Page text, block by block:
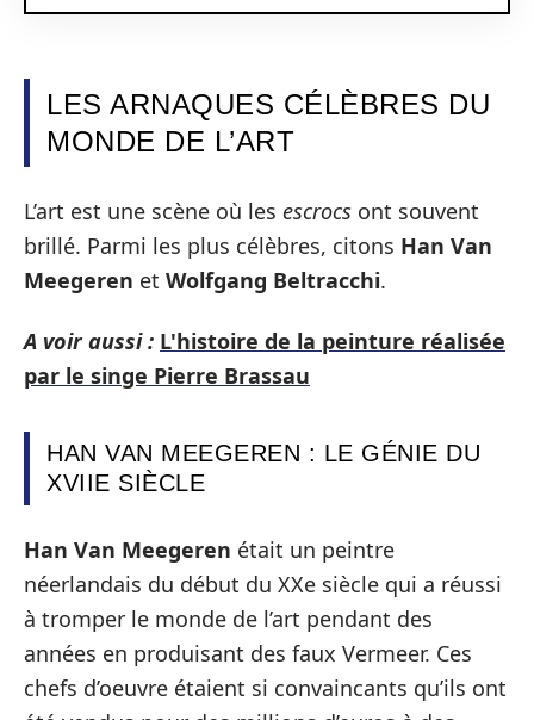
LES ARNAQUES CÉLÈBRES DU
MONDE DE L’ART
L’art est une scène où les escrocs ont souvent
brillé. Parmi les plus célèbres, citons Han Van
Meegeren et Wolfgang Beltracchi.
A voir aussi : L'histoire de la peinture réalisée
par le singe Pierre Brassau
HAN VAN MEEGEREN : LE GÉNIE DU
XVIIE SIÈCLE
Han Van Meegeren était un peintre
néerlandais du début du XXe siècle qui a réussi
à tromper le monde de l’art pendant des
années en produisant des faux Vermeer. Ces
chefs d’oeuvre étaient si convaincants qu’ils ont